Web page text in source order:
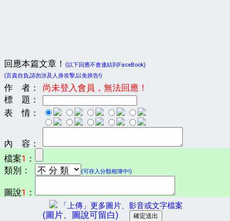
回應本篇文章！
(以下回應不會連結到FaceBook)
(言責自負,請勿涉及人身攻擊,以免挨告!)
作 者：
尚未登入會員，無法回應！
標 題：
表 情：
內 容：
檔案1 ：
類別：
(可存入分類相簿中!)
圖說1 ：
「上傳」更多圖片、影音或文字檔案
(圖片、圖說可留白)